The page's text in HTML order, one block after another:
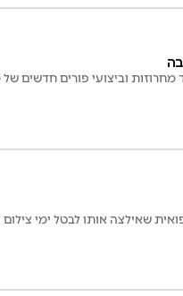
מחרוזות וביצועי פורים חדשים
שאילצה אותו לבטל ימי צילום